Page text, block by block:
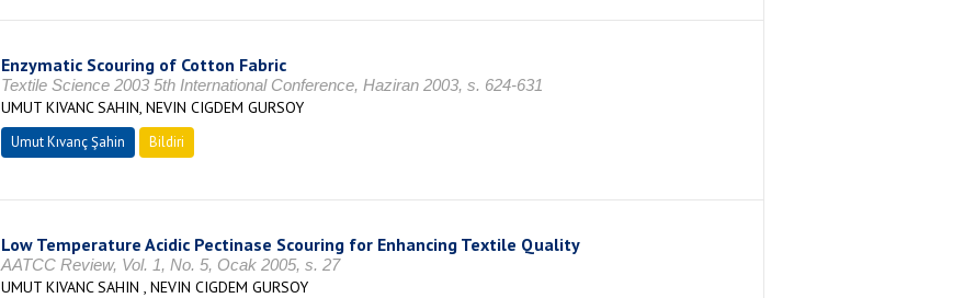
Enzymatic Scouring of Cotton Fabric
Textile Science 2003 5th International Conference, Haziran 2003, s. 624-631
UMUT KIVANC SAHIN, NEVIN CIGDEM GURSOY
Umut Kıvanç Şahin Bildiri
Low Temperature Acidic Pectinase Scouring for Enhancing Textile Quality
AATCC Review, Vol. 1, No. 5, Ocak 2005, s. 27
UMUT KIVANC SAHIN , NEVIN CIGDEM GURSOY